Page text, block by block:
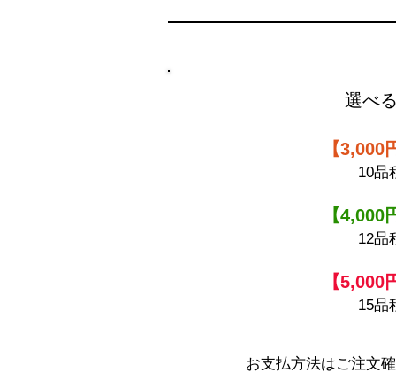
選べ
【
10品
【
12品
【
15品
お支払方法はご注文